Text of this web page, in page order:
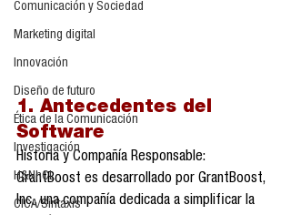
Comunicación y Sociedad
Marketing digital
Innovación
Diseño de futuro
Ética de la Comunicación
Investigación
H&NhCL
CICA/Sintaxis
1. Antecedentes del
Software
Historia y Compañía Responsable:
GrantBoost es desarrollado por GrantBoost,
Inc., una compañía dedicada a simplificar la